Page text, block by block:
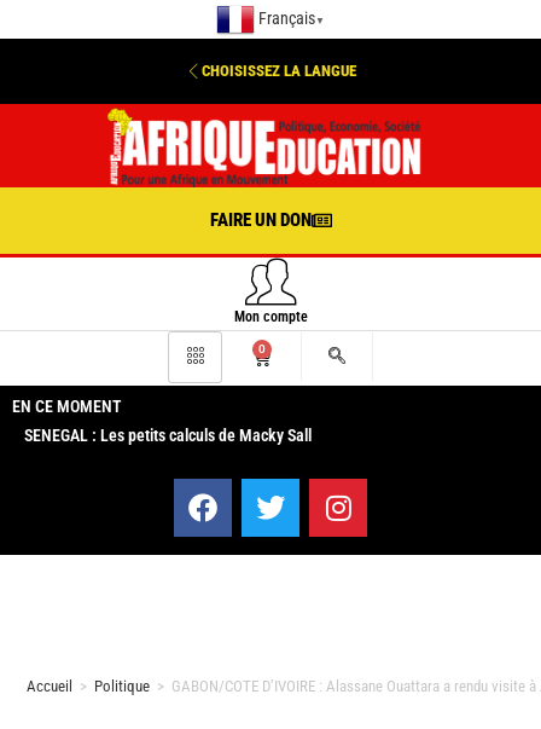
Français ▼
CHOISISSEZ LA LANGUE
FAIRE UN DON
Mon compte
0
EN CE MOMENT
SENEGAL : Les petits calculs de Macky Sall
Accueil > Politique > GABON/COTE D’IVOIRE : Alassane Ouattara a rendu visite